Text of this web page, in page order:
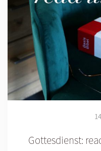
Gottesdienst: